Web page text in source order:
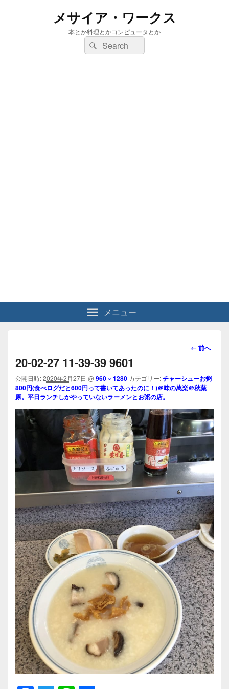
メサイア・ワークス
本とか料理とかコンピュータとか
検
索:
検
索
メニュー
画
ビ
ゲ
シ
ョ
ン
← 前へ
20-02-27 11-39-39 9601
公開日時:2020年2月27日 @960 × 1280 カテゴリー:チャーシューお粥
800円(食べログだと600円って書いてあったのに！)＠味の萬楽＠秋葉
原。平日ランチしかやっていないラーメンとお粥の店。